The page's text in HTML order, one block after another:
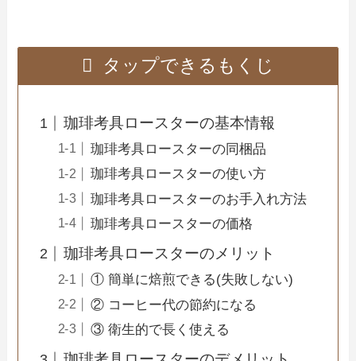
タップできるもくじ
珈琲考具ロースターの基本情報
珈琲考具ロースターの同梱品
珈琲考具ロースターの使い方
珈琲考具ロースターのお手入れ方法
珈琲考具ロースターの価格
珈琲考具ロースターのメリット
① 簡単に焙煎できる(失敗しない)
② コーヒー代の節約になる
③ 衛生的で長く使える